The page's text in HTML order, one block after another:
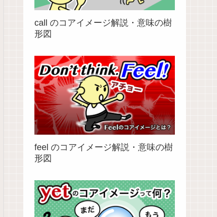
call のコアイメージ解説・意味の樹
形図
feel のコアイメージ解説・意味の樹
形図